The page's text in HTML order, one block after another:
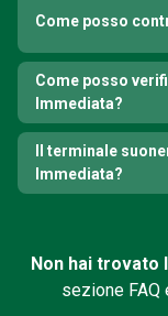
Come posso
Come posso
Immediata?
Il terminale
Immediata?
Non hai trovato
sezione FAQ